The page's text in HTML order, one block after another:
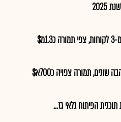
הפיתוח גלאי גז...